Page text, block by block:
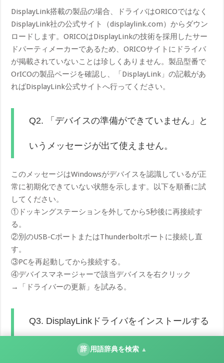
DisplayLink搭載の製品の場合、ドライバはORICOではなく
DisplayLink社の公式サイト（displaylink.com）からダウン
ロードします。ORICOはDisplayLinkの技術を採用したサー
ドパーティメーカーであるため、ORICOサイトにドライバ
が掲載されていないことは珍しくありません。製品型番で
OrICOの製品ページを確認し、「DisplayLink」の記載があ
ればDisplayLink公式サイトへ行ってください。
Q2. 「デバイスの準備ができていません」と
いうメッセージが出て使えません。
このメッセージはWindowsがデバイスを認識しているが正
常に初期化できていない状態を示します。以下を順番に試
してください。
①ドッキングステーションを外してから5秒後に再接続す
る。
②別のUSB-CポートまたはThunderboltポートに接続し直
す。
③PCを再起動してから接続する。
④デバイスマネージャーで該当デバイスを右クリック
→「ドライバーの更新」を試みる。
Q3. DisplayLinkドライバをインストールする
とゲームのパフォーマンスが下がりますか？
辞 用語辞典を検索 ▲